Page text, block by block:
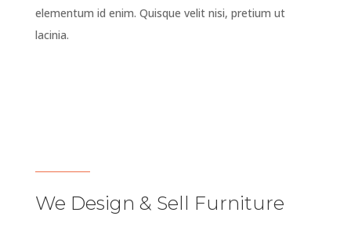
elementum id enim. Quisque velit nisi, pretium ut
lacinia.
We Design & Sell Furniture